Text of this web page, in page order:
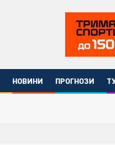
НОВИНИ ПРОГНОЗИ